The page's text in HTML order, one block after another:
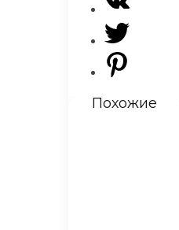
Похожие